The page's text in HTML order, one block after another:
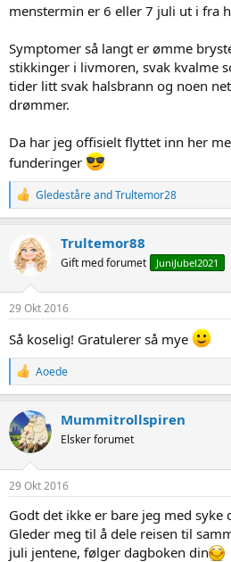
menstermin er 6 eller 7 juli ut i fra
Symptomer så langt er ømme
stikkinger i livmoren, svak kvalme
tider litt svak halsbrann og noen
drømmer.
Da har jeg offisielt flyttet inn her
funderinger
R
e
a
c
t
i
n
s
:
GledeståreandTrultemor28
Trultemor88
Gift med forumet JuniJubel2021
29 Okt 2016
Så koselig! Gratulerer så mye
R
e
a
c
t
i
o
n
s
:
Aoede
Mummitrollspiren
Elsker forumet
29 Okt 2016
Godt det ikke er bare jeg med syke
Gleder meg til å dele reisen til
juli jentene, følger dagboken din